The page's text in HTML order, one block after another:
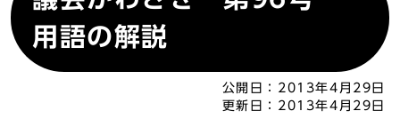
用語の解説
公開日： 2013年4月29日
更新日： 2013年4月29日